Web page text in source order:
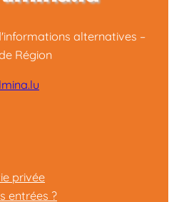
alternatives –
Région
privée
entrées ?